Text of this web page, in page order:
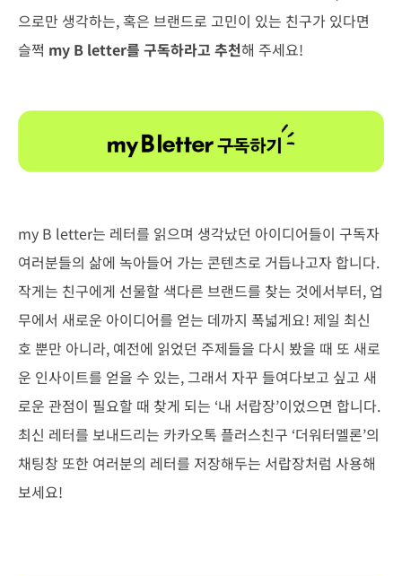
으로만 생각하는, 혹은 브랜드로 고민이 있는 친구가 있다면
슬쩍 my B letter를 구독하라고 추천해 주세요!
my B letter는 레터를 읽으며 생각났던 아이디어들이 구독자
여러분들의 삶에 녹아들어 가는 콘텐츠로 거듭나고자 합니다.
작게는 친구에게 선물할 색다른 브랜드를 찾는 것에서부터, 업
무에서 새로운 아이디어를 얻는 데까지 폭넓게요! 제일 최신
호 뿐만 아니라, 예전에 읽었던 주제들을 다시 봤을 때 또 새로
운 인사이트를 얻을 수 있는, 그래서 자꾸 들여다보고 싶고 새
로운 관점이 필요할 때 찾게 되는 ‘내 서랍장’이었으면 합니다.
최신 레터를 보내드리는 카카오톡 플러스친구 ‘더워터멜론’의
채팅창 또한 여러분의 레터를 저장해두는 서랍장처럼 사용해
보세요!